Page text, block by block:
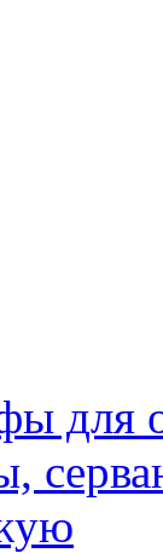
для